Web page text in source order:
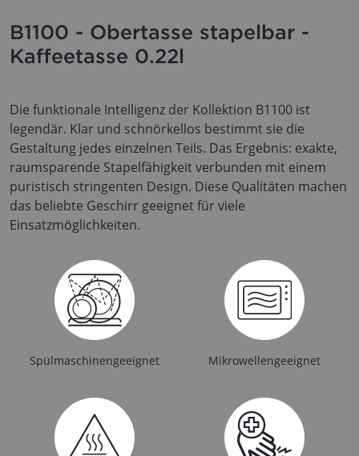
B1100 - Obertasse stapelbar -
Kaffeetasse 0.22l
Die funktionale Intelligenz der Kollektion B1100 ist
legendär. Klar und schnörkellos bestimmt sie die
Gestaltung jedes einzelnen Teils. Das Ergebnis: exakte,
raumsparende Stapelfähigkeit verbunden mit einem
puristisch stringenten Design. Diese Qualitäten machen
das beliebte Geschirr geeignet für viele
Einsatzmöglichkeiten.
Spülmaschinengeeignet Mikrowellengeeignet